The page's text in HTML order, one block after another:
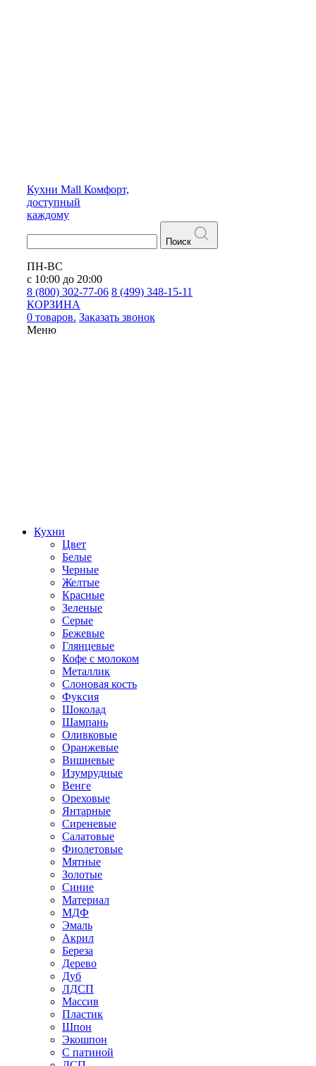
Кухни Mall Комфорт,
доступный
каждому
Поиск
ПН-ВС
с 10:00 до 20:00
8 (800) 302-77-06 8 (499) 348-15-11
КОРЗИНА
0 товаров. Заказать звонок
Меню
Кухни
Цвет
Белые
Черные
Желтые
Красные
Зеленые
Серые
Бежевые
Глянцевые
Кофе с молоком
Металлик
Слоновая кость
Фуксия
Шоколад
Шампань
Оливковые
Оранжевые
Вишневые
Изумрудные
Венге
Ореховые
Янтарные
Сиреневые
Салатовые
Фиолетовые
Мятные
Золотые
Синие
Материал
МДФ
Эмаль
Акрил
Береза
Дерево
Дуб
ЛДСП
Массив
Пластик
Шпон
Экошпон
С патиной